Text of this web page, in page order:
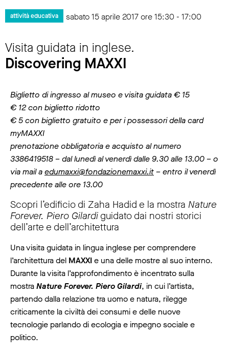
attività educativa sabato 15 aprile 2017 ore 15:30 - 17:00
Visita guidata in inglese.
Discovering MAXXI
Biglietto di ingresso al museo e visita guidata € 15
€ 12 con biglietto ridotto
€ 5 con biglietto gratuito e per i possessori della card
myMAXXI
prenotazione obbligatoria e acquisto al numero
3386419518 – dal lunedì al venerdì dalle 9.30 alle 13.00 – o
via mail aedumaxxi@fondazionemaxxi.it– entro il venerdì
precedente alle ore 13.00
Scopri l’edificio di Zaha Hadid e la mostra Nature
Forever. Piero Gilardi guidato dai nostri storici
dell’arte e dell’architettura
Una visita guidata in lingua inglese per comprendere
l’architettura del MAXXIe una delle mostre al suo interno.
Durante la visita l’approfondimento è incentrato sulla
mostraNature Forever. Piero Gilardi, in cui l’artista,
partendo dalla relazione tra uomo e natura, rilegge
criticamente la civiltà dei consumi e delle nuove
tecnologie parlando di ecologia e impegno sociale e
politico.